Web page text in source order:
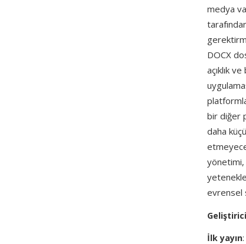
medya
DOCX
açıklık
bir diğer
daha
yönetimi,
evrensel
Geliştirici
İlk yayın